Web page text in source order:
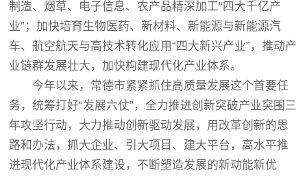
制造、烟草、电子信息、农产品精深加工“四大千亿产
业”；加快培育生物医药、新材料、新能源与新能源汽
车、航空航天与高技术转化应用“四大新兴产业”，推动产
业链群发展壮大，加快构建现代化产业体系。
今年以来，常德市紧紧抓住高质量发展这个首要任
务，统筹打好“发展六仗”，全力推进创新突破产业突围三
年攻坚行动，大力推动创新驱动发展，用改革创新的思
路和办法，抓大企业、引大项目、建大平台，高水平推
进现代化产业体系建设，不断塑造发展的新动能新优